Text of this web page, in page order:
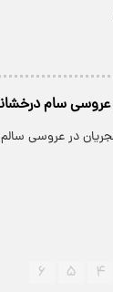
عروسی سام
در عروسی
۴ ۵ ۶